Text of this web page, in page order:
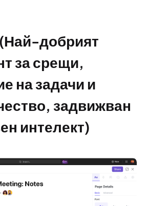
добрият
за срещи,
на задачи и
задвижван
интелект)